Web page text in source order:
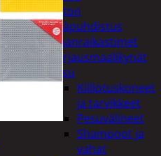
Auton
sisäpuhdistus
Ilmanraikastimet
Korjausmaalikynät
Pesu
Kiillotuskoneet
ja tarvikkeet
Pesuvälineet
Shampoot ja
vahat